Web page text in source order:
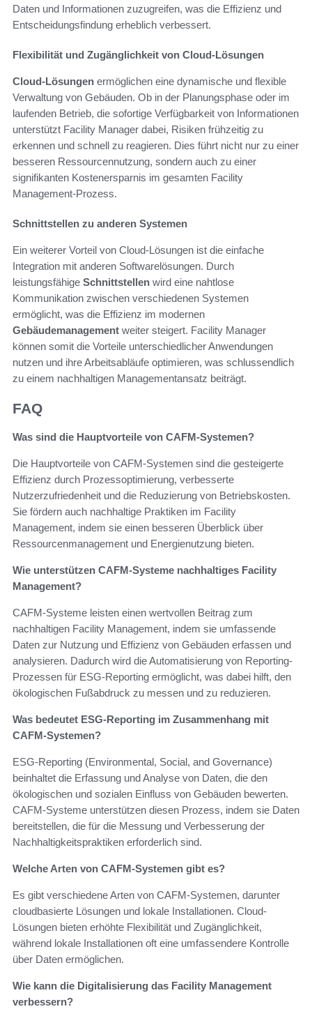
Daten und Informationen zuzugreifen, was die Effizienz und
Entscheidungsfindung erheblich verbessert.
Flexibilität und Zugänglichkeit von Cloud-Lösungen
Cloud-Lösungen ermöglichen eine dynamische und flexible
Verwaltung von Gebäuden. Ob in der Planungsphase oder im
laufenden Betrieb, die sofortige Verfügbarkeit von Informationen
unterstützt Facility Manager dabei, Risiken frühzeitig zu
erkennen und schnell zu reagieren. Dies führt nicht nur zu einer
besseren Ressourcennutzung, sondern auch zu einer
signifikanten Kostenersparnis im gesamten Facility
Management-Prozess.
Schnittstellen zu anderen Systemen
Ein weiterer Vorteil von Cloud-Lösungen ist die einfache
Integration mit anderen Softwarelösungen. Durch
leistungsfähige Schnittstellen wird eine nahtlose
Kommunikation zwischen verschiedenen Systemen
ermöglicht, was die Effizienz im modernen
Gebäudemanagement weiter steigert. Facility Manager
können somit die Vorteile unterschiedlicher Anwendungen
nutzen und ihre Arbeitsabläufe optimieren, was schlussendlich
zu einem nachhaltigen Managementansatz beiträgt.
FAQ
Was sind die Hauptvorteile von CAFM-Systemen?
Die Hauptvorteile von CAFM-Systemen sind die gesteigerte
Effizienz durch Prozessoptimierung, verbesserte
Nutzerzufriedenheit und die Reduzierung von Betriebskosten.
Sie fördern auch nachhaltige Praktiken im Facility
Management, indem sie einen besseren Überblick über
Ressourcenmanagement und Energienutzung bieten.
Wie unterstützen CAFM-Systeme nachhaltiges Facility
Management?
CAFM-Systeme leisten einen wertvollen Beitrag zum
nachhaltigen Facility Management, indem sie umfassende
Daten zur Nutzung und Effizienz von Gebäuden erfassen und
analysieren. Dadurch wird die Automatisierung von Reporting-
Prozessen für ESG-Reporting ermöglicht, was dabei hilft, den
ökologischen Fußabdruck zu messen und zu reduzieren.
Was bedeutet ESG-Reporting im Zusammenhang mit
CAFM-Systemen?
ESG-Reporting (Environmental, Social, and Governance)
beinhaltet die Erfassung und Analyse von Daten, die den
ökologischen und sozialen Einfluss von Gebäuden bewerten.
CAFM-Systeme unterstützen diesen Prozess, indem sie Daten
bereitstellen, die für die Messung und Verbesserung der
Nachhaltigkeitspraktiken erforderlich sind.
Welche Arten von CAFM-Systemen gibt es?
Es gibt verschiedene Arten von CAFM-Systemen, darunter
cloudbasierte Lösungen und lokale Installationen. Cloud-
Lösungen bieten erhöhte Flexibilität und Zugänglichkeit,
während lokale Installationen oft eine umfassendere Kontrolle
über Daten ermöglichen.
Wie kann die Digitalisierung das Facility Management
verbessern?